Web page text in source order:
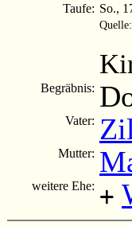
Taufe: So.,
Quelle:
Begräbnis:
Vater:
Mutter:
weitere Ehe: +